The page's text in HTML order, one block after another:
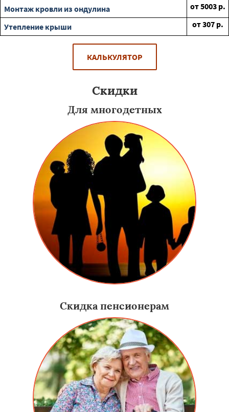
Монтаж кровли из ондулина от5003 р.
Утепление крыши
от307 р.
КАЛЬКУЛЯТОР
Скидки
Для многодетных
Скидка пенсионерам